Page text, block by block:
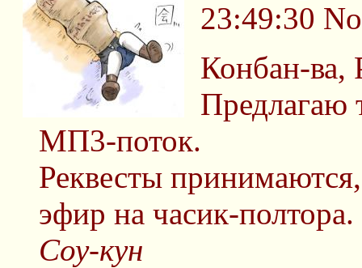
23:49:30
Конбан-ва,
Предлагаю
МП3-поток.
Реквесты
эфир на часик-полтора.
Соу-кун